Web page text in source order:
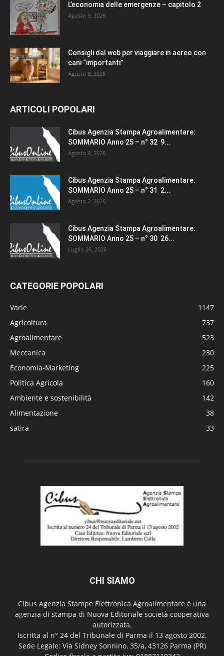
L’economia delle emergenze – capitolo 2
Agosto 9, 2026
Consigli dal web per viaggiare in aereo con
cani “importanti”
Agosto 8, 2026
ARTICOLI POPOLARI
Cibus Agenzia Stampa Agroalimentare:
SOMMARIO Anno 25 – n° 32 9...
Agosto 9, 2026
Cibus Agenzia Stampa Agroalimentare:
SOMMARIO Anno 25 – n° 31 2...
Agosto 2, 2026
Cibus Agenzia Stampa Agroalimentare:
SOMMARIO Anno 25 – n° 30 26...
Luglio 26, 2026
CATEGORIE POPOLARI
Varie
1147
Agricoltura
737
Agroalimentare
523
Meccanica
230
Economia-Marketing
225
Politica Agricola
160
Ambiente e sostenibilità
142
Alimentazione
38
satira
33
CHI SIAMO
Cibus Agenzia Stampe Elettronica Agroalimentare è una
agenzia di stampa di Nuova Editoriale società cooperativa
autorizzata.
Iscritta al n° 24 del Tribunale di Parma il 13 agosto 2002.
Sede Legale: Via Sidney Sonnino, 35/a, 43126 Parma (PR)